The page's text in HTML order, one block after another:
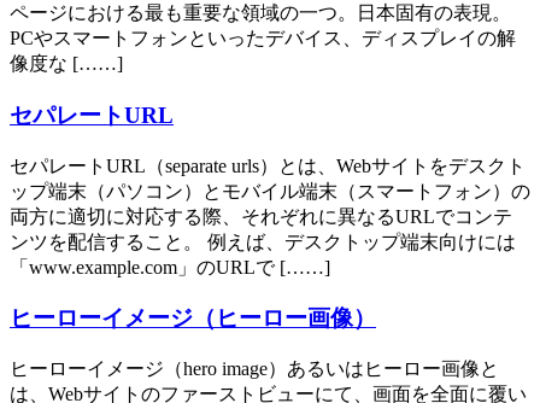
ページにおける最も重要な領域の一つ。日本固有の表現。
PCやスマートフォンといったデバイス、ディスプレイの解
像度な [……]
セパレートURL
セパレートURL（separate urls）とは、Webサイトをデスクト
ップ端末（パソコン）とモバイル端末（スマートフォン）の
両方に適切に対応する際、それぞれに異なるURLでコンテ
ンツを配信すること。 例えば、デスクトップ端末向けには
「www.example.com」のURLで [……]
ヒーローイメージ（ヒーロー画像）
ヒーローイメージ（hero image）あるいはヒーロー画像と
は、Webサイトのファーストビューにて、画面を全面に覆い